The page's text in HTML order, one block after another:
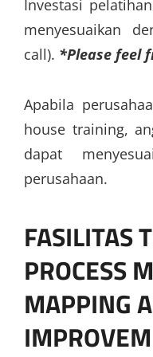
Investasi
menyesuaikan
call). *Please feel
Apabila
house training,
dapat
perusahaan.
FASILITAS
PROCESS
MAPPING